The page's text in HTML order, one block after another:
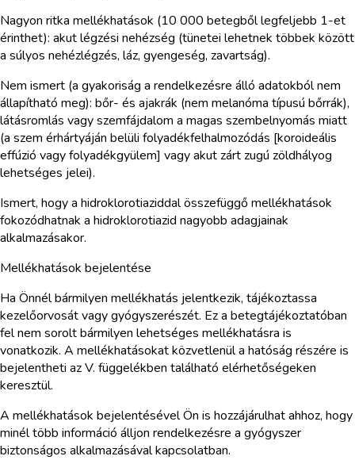
Nagyon ritka mellékhatások (10 000 betegből legfeljebb 1-et
érinthet): akut légzési nehézség (tünetei lehetnek többek között
a súlyos nehézlégzés, láz, gyengeség, zavartság).
Nem ismert (a gyakoriság a rendelkezésre álló adatokból nem
állapítható meg): bőr- és ajakrák (nem melanóma típusú bőrrák),
látásromlás vagy szemfájdalom a magas szembelnyomás miatt
(a szem érhártyáján belüli folyadékfelhalmozódás [koroideális
effúzió vagy folyadékgyülem] vagy akut zárt zugú zöldhályog
lehetséges jelei).
Ismert, hogy a hidroklorotiaziddal összefüggő mellékhatások
fokozódhatnak a hidroklorotiazid nagyobb adagjainak
alkalmazásakor.
Mellékhatások bejelentése
Ha Önnél bármilyen mellékhatás jelentkezik, tájékoztassa
kezelőorvosát vagy gyógyszerészét. Ez a betegtájékoztatóban
fel nem sorolt bármilyen lehetséges mellékhatásra is
vonatkozik. A mellékhatásokat közvetlenül a hatóság részére is
bejelentheti az V. függelékben található elérhetőségeken
keresztül.
A mellékhatások bejelentésével Ön is hozzájárulhat ahhoz, hogy
minél több információ álljon rendelkezésre a gyógyszer
biztonságos alkalmazásával kapcsolatban.